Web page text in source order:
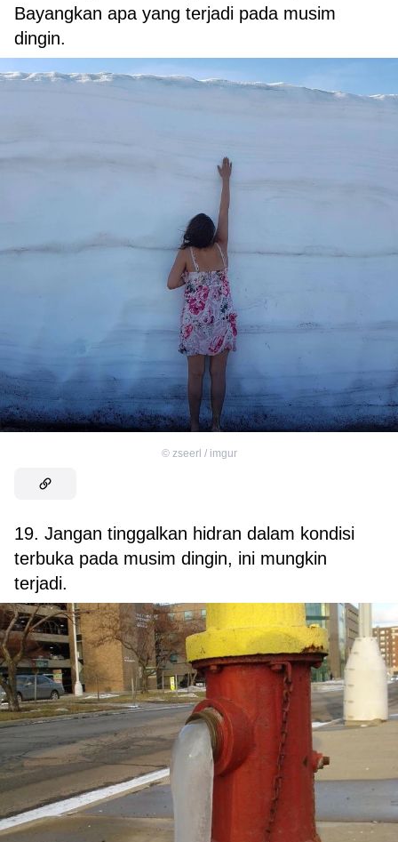
Bayangkan apa yang terjadi pada musim
dingin.
© zseerl / imgur
19. Jangan tinggalkan hidran dalam kondisi
terbuka pada musim dingin, ini mungkin
terjadi.